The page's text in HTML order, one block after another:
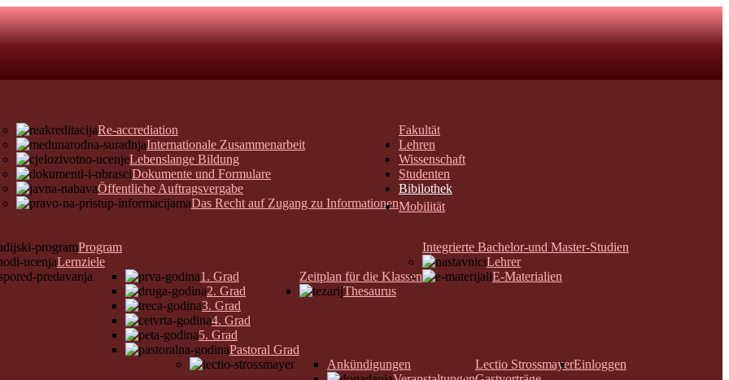
Fakultät
Re-accrediation
Internationale Zusammenarbeit
Lebenslange Bildung
Dokumente und Formulare
Öffentliche Auftragsvergabe
Das Recht auf Zugang zu Informationen
Lehren
Integrierte Bachelor-und Master-Studien
Program
Lernziele
Zeitplan für die Klassen
1. Grad
2. Grad
3. Grad
4. Grad
5. Grad
Pastoral Grad
Thesaurus
Lehrer
E-Materialien
Wissenschaft
Lectio Strossmayer
Ankündigungen
Studenten
Bibilothek
Mobilität
Einloggen